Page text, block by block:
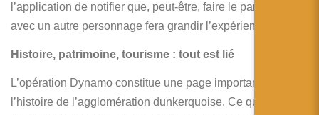
l’application de notifier que, peut-être, faire le parcours
avec un autre personnage fera grandir l’expérience ?
Histoire, patrimoine, tourisme : tout est lié
L’opération Dynamo constitue une page importante de
l’histoire de l’agglomération dunkerquoise. Ce qu’on a